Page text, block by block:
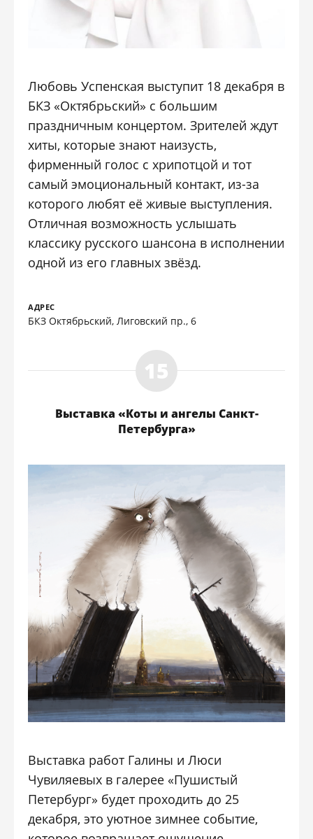
Любовь Успенская выступит 18 декабря в
БКЗ «Октябрьский» с большим
праздничным концертом. Зрителей ждут
хиты, которые знают наизусть,
фирменный голос с хрипотцой и тот
самый эмоциональный контакт, из-за
которого любят её живые выступления.
Отличная возможность услышать
классику русского шансона в исполнении
одной из его главных звёзд.
АДРЕС
БКЗ Октябрьский, Лиговский пр., 6
Выставка «Коты и ангелы Санкт-
Петербурга»
Выставка работ Галины и Люси
Чувиляевых в галерее «Пушистый
Петербург» будет проходить до 25
декабря, это уютное зимнее событие,